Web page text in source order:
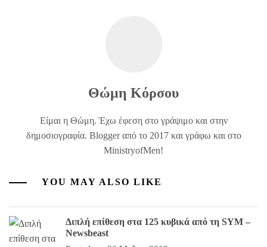
Θώμη Κόρσου
Είμαι η Θώμη. Έχω έφεση στο γράψιμο και στην
δημοσιογραφία. Blogger από το 2017 και γράφω και στο
MinistryofMen!
YOU MAY ALSO LIKE
Διπλή επίθεση στα 125 κυβικά από τη SYM –
Newsbeast